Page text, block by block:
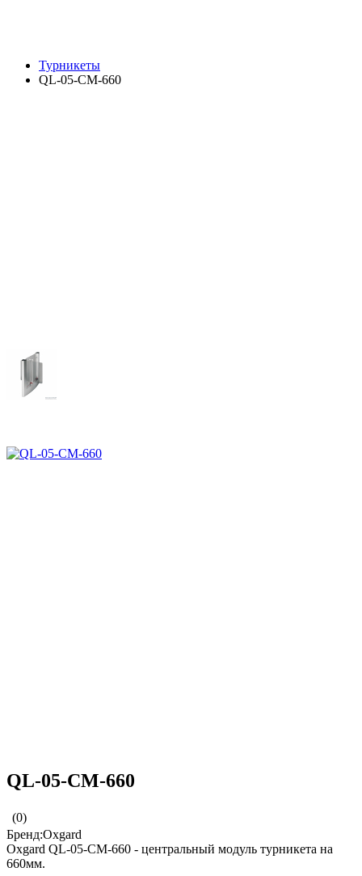
Турникеты
QL-05-CM-660
QL-05-CM-660
(0)
Бренд:Oxgard
Oxgard QL-05-CM-660 - центральный модуль турникета на
660мм.